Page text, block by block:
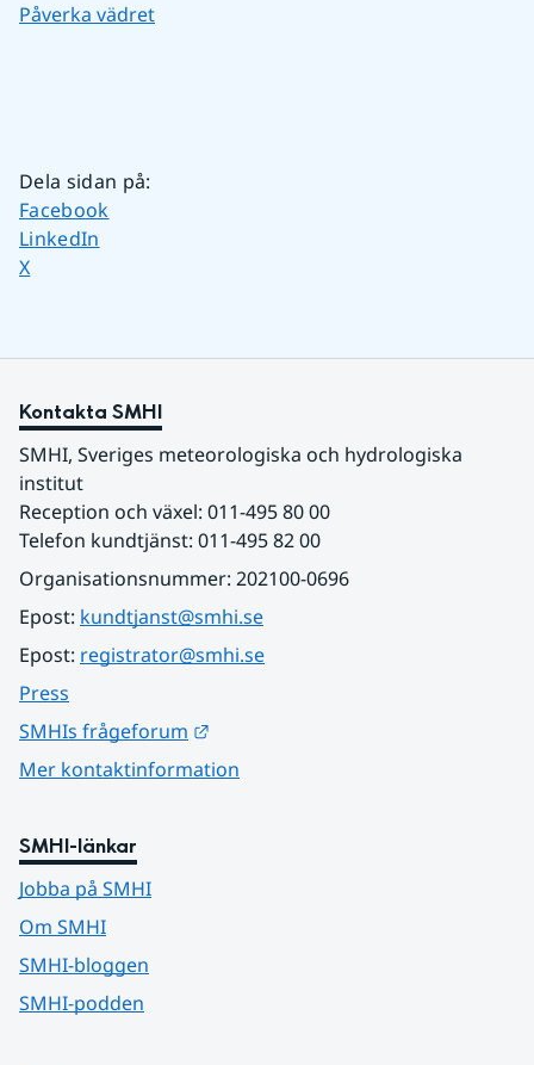
Påverka vädret
Dela sidan på:
Dela sidan på
Facebook
Dela sidan på
LinkedIn
Dela sidan på
X
Kontakta SMHI
SMHI, Sveriges meteorologiska och hydrologiska
institut
Reception och växel: 011-495 80 00
Telefon kundtjänst: 011-495 82 00
Organisationsnummer: 202100-0696
Epost: kundtjanst@smhi.se
Epost: registrator@smhi.se
Press
SMHIs frågeforum
Mer kontaktinformation
SMHI-länkar
Jobba på SMHI
Om SMHI
SMHI-bloggen
SMHI-podden